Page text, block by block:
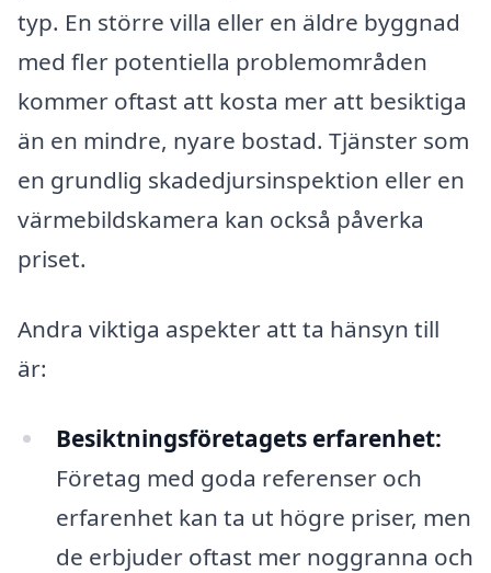
typ. En större villa eller en äldre byggnad
med fler potentiella problemområden
kommer oftast att kosta mer att besiktiga
än en mindre, nyare bostad. Tjänster som
en grundlig skadedjursinspektion eller en
värmebildskamera kan också påverka
priset.
Andra viktiga aspekter att ta hänsyn till
är:
Besiktningsföretagets erfarenhet:
Företag med goda referenser och
erfarenhet kan ta ut högre priser, men
de erbjuder oftast mer noggranna och